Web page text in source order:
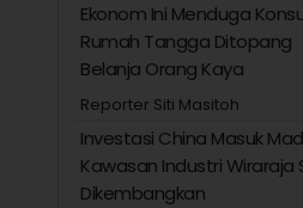
Ekonom Ini Menduga
Rumah Tangga Ditopang
Belanja Orang Kaya
Reporter Siti Masitoh
Investasi China Masuk
Kawasan Industri Wiraraja
Dikembangkan